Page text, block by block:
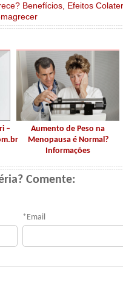
Benefícios, Efeitos
–
Aumento de Peso na
Menopausa é Normal?
Informações
Comente:
* Email